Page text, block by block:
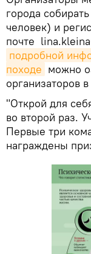
города
человек) и
почте
подробной
походе можно
организаторов
"Открой для
во второй раз.
Первые три
награждены